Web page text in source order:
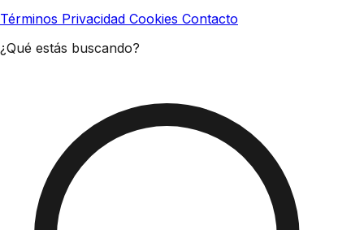
Términos Privacidad Cookies Contacto
¿Qué estás buscando?